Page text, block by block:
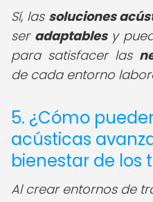
Sí, las soluciones
ser adaptablesy
para satisfacer las
de cada entorno
5. ¿Cómo
acústicas
bienestar de los
Al crear entornos de